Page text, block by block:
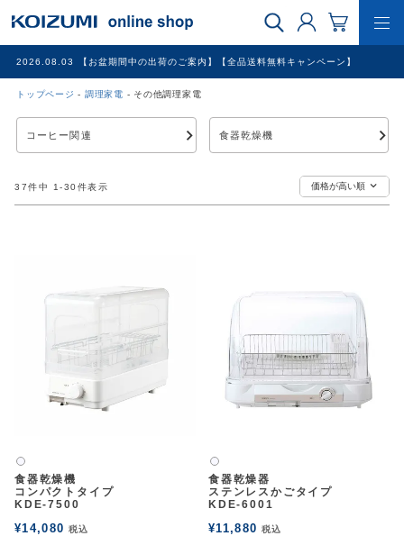
2026.08.03 【お盆期間中の出荷のご案内】【全品送料無料キャンペーン】
トップページ 調理家電 その他調理家電
理美容家電
その他
ブログ
ご利用ガイド
コーヒー関連 食器乾燥機
価格が高い順
37件中 1 -30件表示
白2
食器乾燥機
コンパクトタイプ
KDE-7500
¥14,080 税込
白2
食器乾燥器
ステンレスかごタイプ
KDE-6001
¥11,880 税込